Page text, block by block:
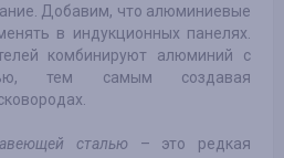
Добавим, что алюминиевые
в индукционных панелях.
комбинируют алюминий с
тем самым создавая
сталью– это редкая